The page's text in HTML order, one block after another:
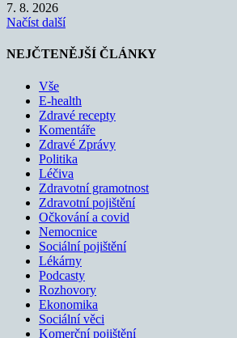
7. 8. 2026
Načíst další
NEJČTENĚJŠÍ ČLÁNKY
Vše
E-health
Zdravé recepty
Komentáře
Zdravé Zprávy
Politika
Léčiva
Zdravotní gramotnost
Zdravotní pojištění
Očkování a covid
Nemocnice
Sociální pojištění
Lékárny
Podcasty
Rozhovory
Ekonomika
Sociální věci
Komerční pojištění